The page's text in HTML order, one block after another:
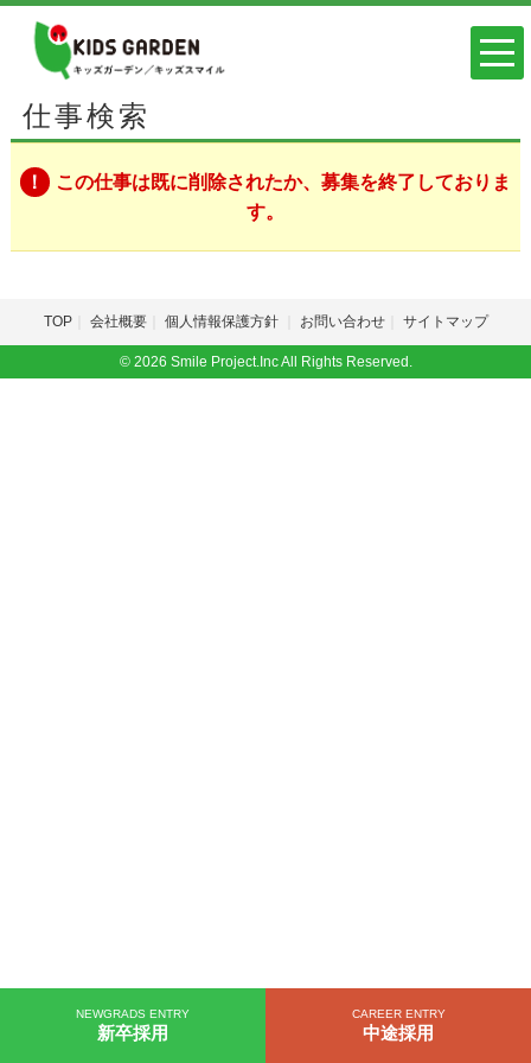
NEWGRADS ENTRY
新卒採用
CAREER ENTRY
中途採用
仕事検索
この仕事は既に削除されたか、募集を終了しておりま
す。
TOP 会社概要 個人情報保護方針 お問い合わせ サイトマップ
© 2026 Smile Project.Inc All Rights Reserved.